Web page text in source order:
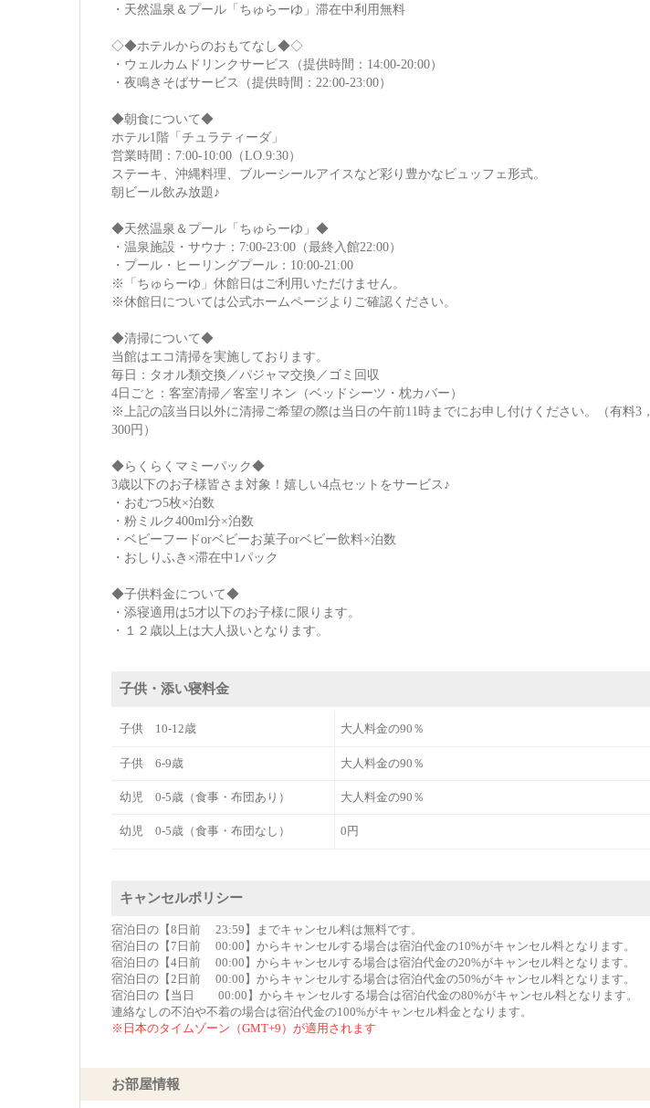
・天然温泉＆プール「ちゅらーゆ」滞在中利用無料
◇◆ホテルからのおもてなし◆◇
・ウェルカムドリンクサービス（提供時間：14:00-20:00）
・夜鳴きそばサービス（提供時間：22:00-23:00）
◆朝食について◆
ホテル1階「チュラティーダ」
営業時間：7:00-10:00（LO.9:30）
ステーキ、沖縄料理、ブルーシールアイスなど彩り豊かなビュッフェ形式。
朝ビール飲み放題♪
◆天然温泉＆プール「ちゅらーゆ」◆
・温泉施設・サウナ：7:00-23:00（最終入館22:00）
・プール・ヒーリングプール：10:00-21:00
※「ちゅらーゆ」休館日はご利用いただけません。
※休館日については公式ホームページよりご確認ください。
◆清掃について◆
当館はエコ清掃を実施しております。
毎日：タオル類交換／パジャマ交換／ゴミ回収
4日ごと：客室清掃／客室リネン（ベッドシーツ・枕カバー）
※上記の該当日以外に清掃ご希望の際は当日の午前11時までにお申し付けください。（有料3，
300円）
◆らくらくマミーパック◆
3歳以下のお子様皆さま対象！嬉しい4点セットをサービス♪
・おむつ5枚×泊数
・粉ミルク400ml分×泊数
・ベビーフードorベビーお菓子orベビー飲料×泊数
・おしりふき×滞在中1パック
◆子供料金について◆
・添寝適用は5才以下のお子様に限ります。
・１２歳以上は大人扱いとなります。
子供・添い寝料金
子供 10-12歳 大人料金の90％
子供 6-9歳 大人料金の90％
幼児 0-5歳（食事・布団あり） 大人料金の90％
幼児 0-5歳（食事・布団なし） 0円
キャンセルポリシー
宿泊日の【8日前 23:59】までキャンセル料は無料です。
宿泊日の【7日前 00:00】からキャンセルする場合は宿泊代金の10%がキャンセル料となります。
宿泊日の【4日前 00:00】からキャンセルする場合は宿泊代金の20%がキャンセル料となります。
宿泊日の【2日前 00:00】からキャンセルする場合は宿泊代金の50%がキャンセル料となります。
宿泊日の【当日 00:00】からキャンセルする場合は宿泊代金の80%がキャンセル料となります。
連絡なしの不泊や不着の場合は宿泊代金の100%がキャンセル料金となります。
※日本のタイムゾーン（GMT+9）が適用されます
お部屋情報